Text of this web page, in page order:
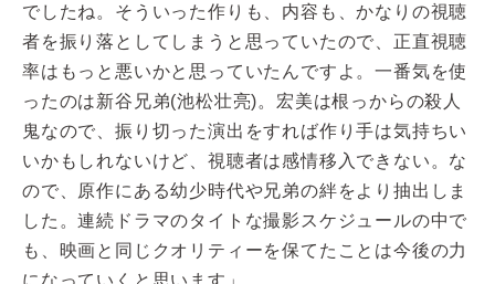
でしたね。そういった作りも、内容も、かなりの視聴
者を振り落としてしまうと思っていたので、正直視聴
率はもっと悪いかと思っていたんですよ。一番気を使
ったのは新谷兄弟(池松壮亮)。宏美は根っからの殺人
鬼なので、振り切った演出をすれば作り手は気持ちい
いかもしれないけど、視聴者は感情移入できない。な
ので、原作にある幼少時代や兄弟の絆をより抽出しま
した。連続ドラマのタイトな撮影スケジュールの中で
も、映画と同じクオリティーを保てたことは今後の力